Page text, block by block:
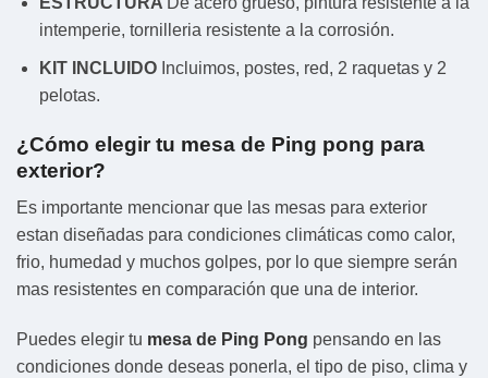
intemperie, tornilleria resistente a la corrosión.
KIT INCLUIDOIncluimos, postes, red, 2 raquetas y 2
pelotas.
¿Cómo elegir tu mesa de Ping pong para
exterior?
Es importante mencionar que las mesas para exterior
estan diseñadas para condiciones climáticas como calor,
frio, humedad y muchos golpes, por lo que siempre serán
mas resistentes en comparación que una de interior.
Puedes elegir tu mesa de Ping Pong pensando en las
condiciones donde deseas ponerla, el tipo de piso, clima y